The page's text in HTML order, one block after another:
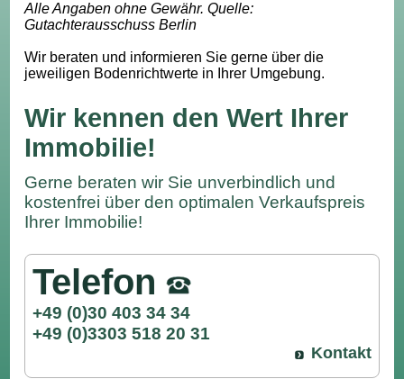
Alle Angaben ohne Gewähr. Quelle:
Gutachterausschuss Berlin
Wir beraten und informieren Sie gerne über die
jeweiligen Bodenrichtwerte in Ihrer Umgebung.
Wir kennen den Wert Ihrer
Immobilie!
Gerne beraten wir Sie unverbindlich und
kostenfrei über den optimalen Verkaufspreis
Ihrer Immobilie!
Telefon
+49 (0)30 403 34 34
+49 (0)3303 518 20 31
Kontakt